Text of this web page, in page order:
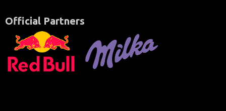
Official Partners